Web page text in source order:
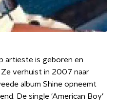
artieste is geboren en
verhuist in 2007 naar
album Shine opneemt
De single ‘American Boy’